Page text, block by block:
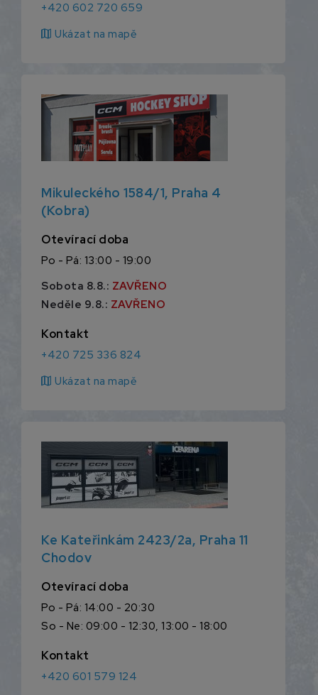
+420 602 720 659
map Ukázat na mapě
Mikuleckého 1584/1, Praha 4
(Kobra)
Otevírací doba
Po - Pá: 13:00 - 19:00
Sobota 8.8.: ZAVŘENO
Neděle 9.8.: ZAVŘENO
Kontakt
+420 725 336 824
map Ukázat na mapě
Ke Kateřinkám 2423/2a, Praha 11
Chodov
Otevírací doba
Po - Pá: 14:00 - 20:30
So - Ne: 09:00 - 12:30, 13:00 - 18:00
Kontakt
+420 601 579 124